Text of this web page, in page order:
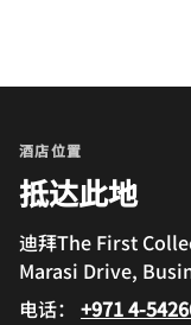
酒店位置
抵达此地
迪拜The First
Marasi Drive,
电话： +971 4-